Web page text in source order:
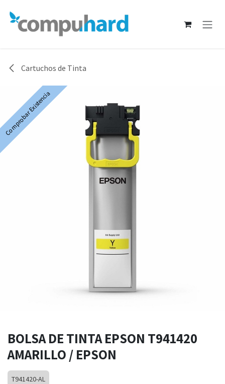
Cartuchos de Tinta
Comprobar Existencia
BOLSA DE TINTA EPSON T941420
AMARILLO / EPSON
T941420-AL